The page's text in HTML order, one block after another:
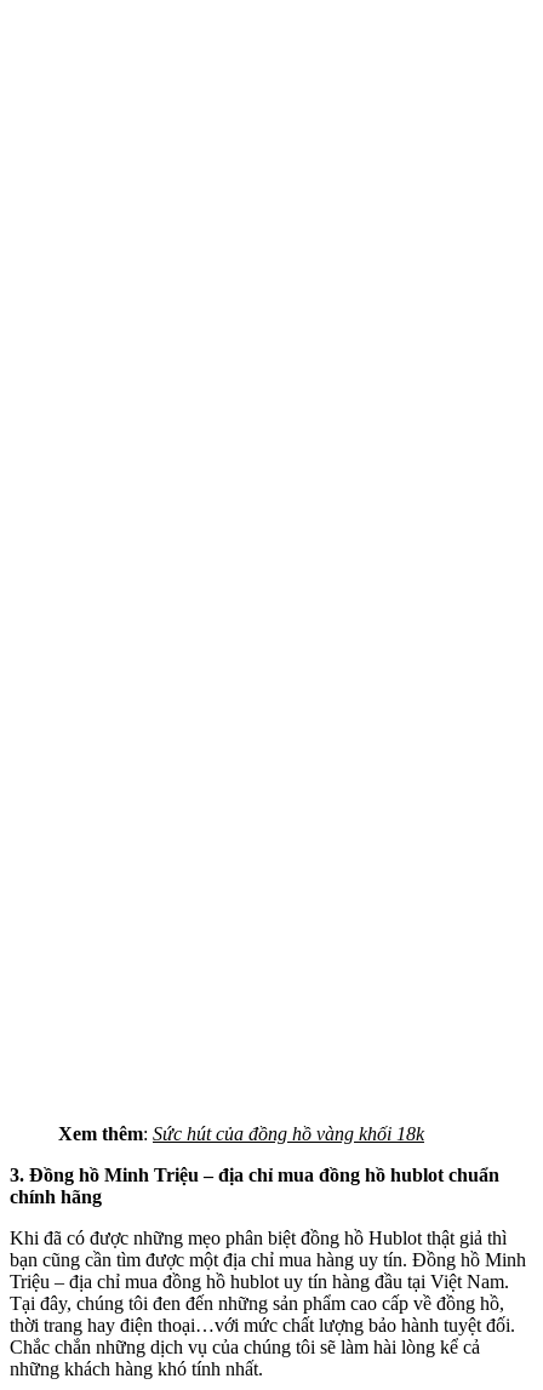
Xem thêm: Sức hút của đồng hồ vàng khối 18k
3. Đồng hồ Minh Triệu – địa chỉ mua đồng hồ hublot chuẩn
chính hãng
Khi đã có được những mẹo phân biệt đồng hồ Hublot thật giả thì
bạn cũng cần tìm được một địa chỉ mua hàng uy tín. Đồng hồ Minh
Triệu – địa chỉ mua đồng hồ hublot uy tín hàng đầu tại Việt Nam.
Tại đây, chúng tôi đen đến những sản phẩm cao cấp về đồng hồ,
thời trang hay điện thoại…với mức chất lượng bảo hành tuyệt đối.
Chắc chắn những dịch vụ của chúng tôi sẽ làm hài lòng kể cả
những khách hàng khó tính nhất.